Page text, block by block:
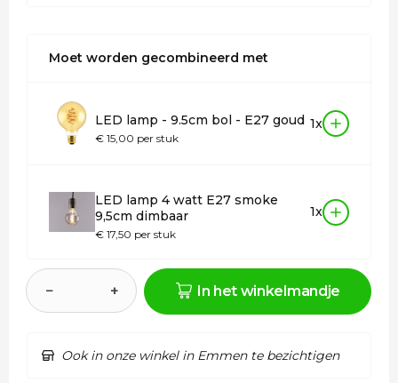
Moet worden gecombineerd met
LED lamp - 9.5cm bol - E27 goud
€ 15,00 per stuk
1x
LED lamp 4 watt E27 smoke
9,5cm dimbaar
€ 17,50 per stuk
1x
− + In het winkelmandje
Ook in onze winkel in Emmen te bezichtigen